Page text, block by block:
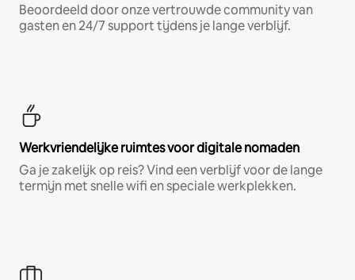
Beoordeeld door onze vertrouwde community van
gasten en 24/7 support tijdens je lange verblijf.
Werkvriendelijke ruimtes voor digitale nomaden
Ga je zakelijk op reis? Vind een verblijf voor de lange
termijn met snelle wifi en speciale werkplekken.